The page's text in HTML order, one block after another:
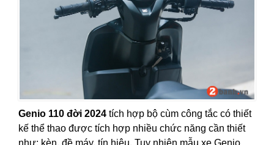
Genio 110 đời 2024 tích hợp bộ cùm công tắc có thiết
kế thể thao được tích hợp nhiều chức năng cần thiết